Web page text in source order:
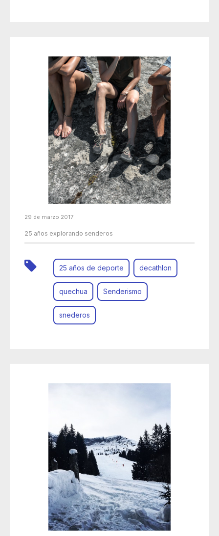
29 de marzo 2017
25 años explorando senderos
25 años de deporte decathlon
quechua Senderismo
snederos